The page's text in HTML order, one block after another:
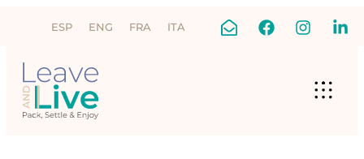
ESP ENG FRA ITA